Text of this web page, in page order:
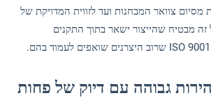
צוואר המבחנות ועד לזווית המדויקת של
מבטיח שהייצור ישאר בתוך התקנים
גבוהה עם דיוק של פחות